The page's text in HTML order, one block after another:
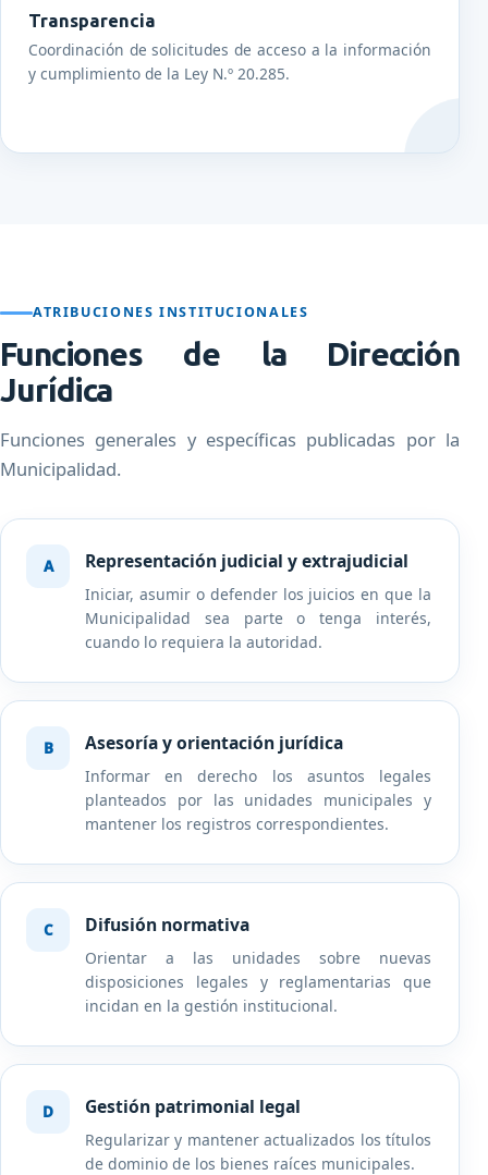
Transparencia
Coordinación de solicitudes de acceso a la información
y cumplimiento de la Ley N.º 20.285.
ATRIBUCIONES INSTITUCIONALES
Funciones de la Dirección
Jurídica
Funciones generales y específicas publicadas por la
Municipalidad.
Representación judicial y extrajudicial
Iniciar, asumir o defender los juicios en que la
Municipalidad sea parte o tenga interés,
cuando lo requiera la autoridad.
Asesoría y orientación jurídica
Informar en derecho los asuntos legales
planteados por las unidades municipales y
mantener los registros correspondientes.
Difusión normativa
Orientar a las unidades sobre nuevas
disposiciones legales y reglamentarias que
incidan en la gestión institucional.
Gestión patrimonial legal
Regularizar y mantener actualizados los títulos
de dominio de los bienes raíces municipales.